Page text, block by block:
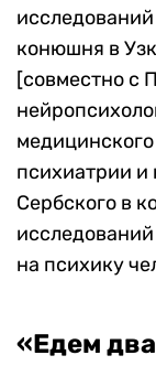
конюшня в
[cовместно с
психиатрии и
Сербского в
на психику
«Едем